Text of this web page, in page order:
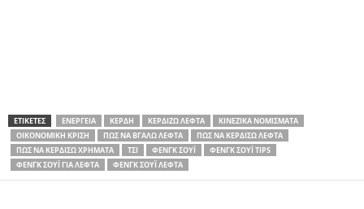
ΕΤΙΚΕΤΕΣ ΕΝΈΡΓΕΙΑ ΚΈΡΔΗ ΚΕΡΔΊΖΩ ΛΕΦΤΆ
ΚΙΝΈΖΙΚΑ ΝΟΜΊΣΜΑΤΑ
ΟΙΚΟΝΟΜΙΚΉ ΚΡΊΣΗ
ΠΏΣ ΝΑ ΒΓΆΛΩ ΛΕΦΤΆ
ΠΏΣ ΝΑ ΚΕΡΔΊΣΩ ΛΕΦΤΆ
ΠΏΣ ΝΑ ΚΕΡΔΊΣΩ ΧΡΉΜΑΤΑ
ΤΣΙ ΦΕΝΓΚ ΣΟΎΙ
ΦΕΝΓΚ ΣΟΎΙ TIPS
ΦΕΝΓΚ ΣΟΎΙ ΓΙΑ ΛΕΦΤΆ
ΦΕΝΓΚ ΣΟΎΙ ΛΕΦΤΑ